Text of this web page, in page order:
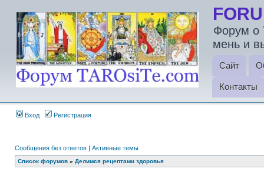
Форум о
мень и
Сайт
Контакты
Вход Регистрация
Сообщения без ответов | Активные темы
Список форумов » Делимся рецептами здоровья